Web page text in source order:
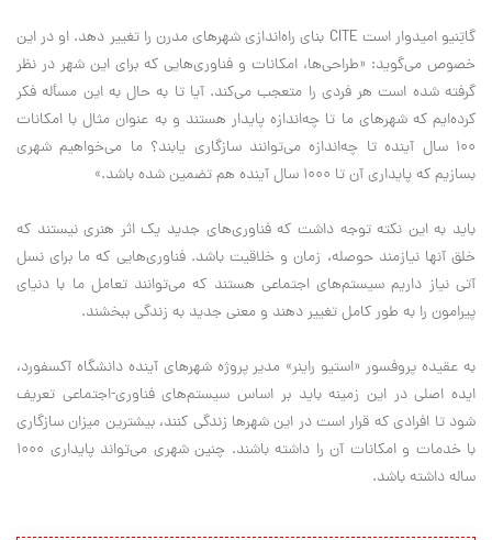
گاتِنیو امیدوار است CITE بنای راه‌اندازی شهرهای مدرن را تغییر دهد. او در این
خصوص می‌گوید: «طراحی‌ها، امکانات و فناوری‌هایی که برای این شهر در نظر
گرفته شده است هر فردی را متعجب می‌کند. آیا تا به حال به این مسأله فکر
کرده‌ایم که شهرهای ما تا چه‌اندازه پایدار هستند و به عنوان مثال با امکانات
100 سال آینده تا چه‌اندازه می‌توانند سازگاری یابند؟ ما می‌خواهیم شهری
بسازیم که پایداری آن تا 1000 سال آینده هم تضمین شده باشد.»
باید به این نکته توجه داشت که فناوری‌های جدید یک اثر هنری نیستند که
خلق آنها نیازمند حوصله، زمان و خلاقیت باشد. فناوری‌هایی که ما برای نسل
آتی نیاز داریم سیستم‌های اجتماعی هستند که می‌توانند تعامل ما با دنیای
پیرامون را به طور کامل تغییر دهند و معنی جدید به زندگی ببخشند.
به عقیده پروفسور «استیو راینر» مدیر پروژه شهرهای آینده دانشگاه آکسفورد،‌
ایده اصلی در این زمینه باید بر اساس سیستم‌های فناوری-اجتماعی تعریف
شود تا افرادی که قرار است در این شهرها زندگی کنند، بیشترین میزان سازگاری
با خدمات و امکانات آن را داشته باشند. چنین شهری می‌تواند پایداری 1000
ساله داشته باشد.